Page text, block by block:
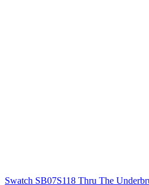
Swatch SB07S118 Thru The